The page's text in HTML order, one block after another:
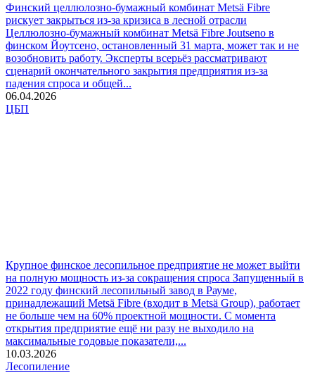
Финский целлюлозно-бумажный комбинат Metsä Fibre
рискует закрыться из‑за кризиса в лесной отрасли
Целлюлозно‑бумажный комбинат Metsä Fibre Joutseno в
финском Йоутсено, остановленный 31 марта, может так и не
возобновить работу. Эксперты всерьёз рассматривают
сценарий окончательного закрытия предприятия из-за
падения спроса и общей...
06.04.2026
ЦБП
Крупное финское лесопильное предприятие не может выйти
на полную мощность из-за сокращения спроса Запущенный в
2022 году финский лесопильный завод в Рауме,
принадлежащий Metsä Fibre (входит в Metsä Group), работает
не больше чем на 60% проектной мощности. С момента
открытия предприятие ещё ни разу не выходило на
максимальные годовые показатели,...
10.03.2026
Лесопиление